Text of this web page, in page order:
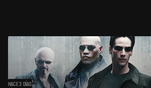
HACE 3 DÍAS